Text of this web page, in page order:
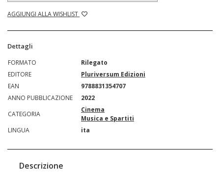
AGGIUNGI ALLA WISHLIST
Dettagli
FORMATO
Rilegato
EDITORE
Pluriversum Edizioni
EAN
9788831354707
ANNO PUBBLICAZIONE
2022
CATEGORIA
Cinema
Musica e Spartiti
LINGUA
ita
Descrizione